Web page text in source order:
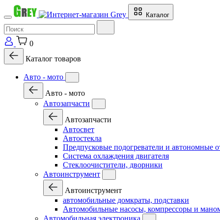
Каталог
0
Каталог товаров
Авто - мото
Авто - мото
Автозапчасти
Автозапчасти
Автосвет
Автостекла
Предпусковые подогреватели и автономные
Система охлаждения двигателя
Стеклоочистители, дворники
Автоинструмент
Автоинструмент
автомобильные домкраты, подставки
Автомобильные насосы, компрессоры и
Автомобильная электроника